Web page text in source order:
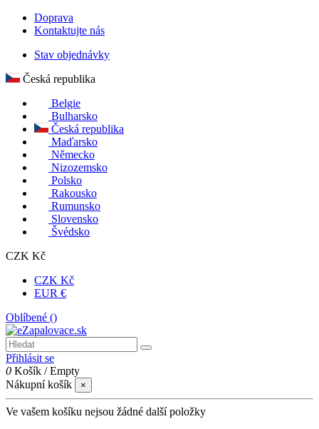
Doprava
Kontaktujte nás
Stav objednávky
Česká republika
Belgie
Bulharsko
Česká republika
Maďarsko
Německo
Nizozemsko
Polsko
Rakousko
Rumunsko
Slovensko
Švédsko
CZK Kč
CZK Kč
EUR €
Oblíbené ()
Přihlásit se
0 Košík /Empty
Nákupní košík
×
Ve vašem košíku nejsou žádné další položky